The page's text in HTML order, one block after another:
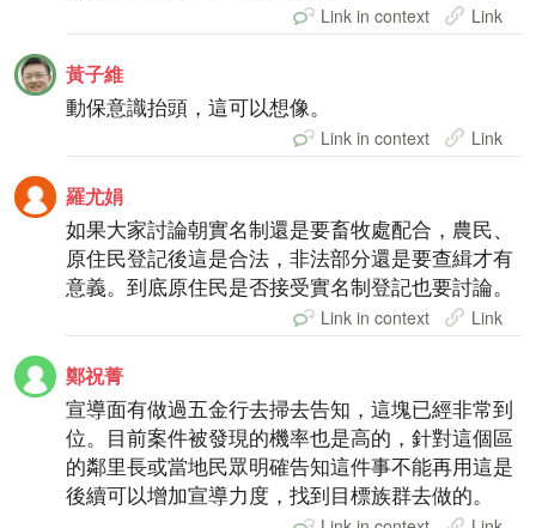
Link in context Link
黃子維
動保意識抬頭，這可以想像。
Link in context Link
羅尤娟
如果大家討論朝實名制還是要畜牧處配合，農民、
原住民登記後這是合法，非法部分還是要查緝才有
意義。到底原住民是否接受實名制登記也要討論。
Link in context Link
鄭祝菁
宣導面有做過五金行去掃去告知，這塊已經非常到
位。目前案件被發現的機率也是高的，針對這個區
的鄰里長或當地民眾明確告知這件事不能再用這是
後續可以增加宣導力度，找到目標族群去做的。